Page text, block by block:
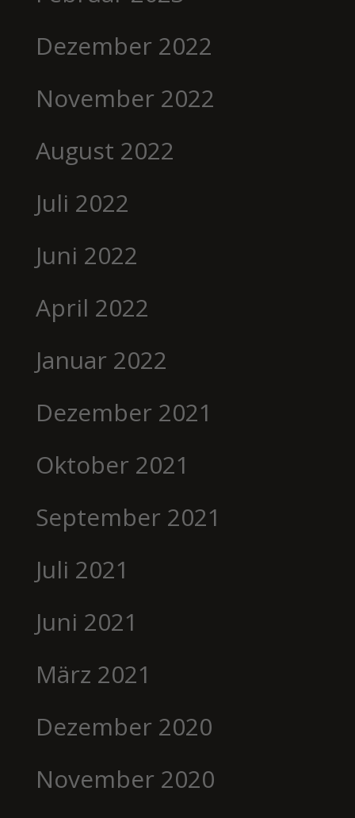
Dezember 2022
November 2022
August 2022
Juli 2022
Juni 2022
April 2022
Januar 2022
Dezember 2021
Oktober 2021
September 2021
Juli 2021
Juni 2021
März 2021
Dezember 2020
November 2020